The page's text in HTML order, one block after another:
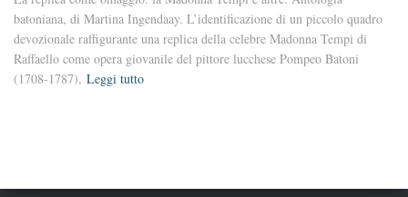
batoniana, di Martina Ingendaay. L’identificazione di un piccolo quadro
devozionale raffigurante una replica della celebre Madonna Tempi di
Raffaello come opera giovanile del pittore lucchese Pompeo Batoni
(1708-1787), Leggi tutto